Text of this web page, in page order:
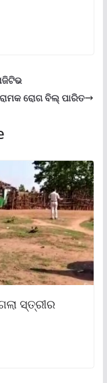
ରୋଗ ବିଲ୍‌ ପାରିତ
ସ୍ତ୍ରୀର